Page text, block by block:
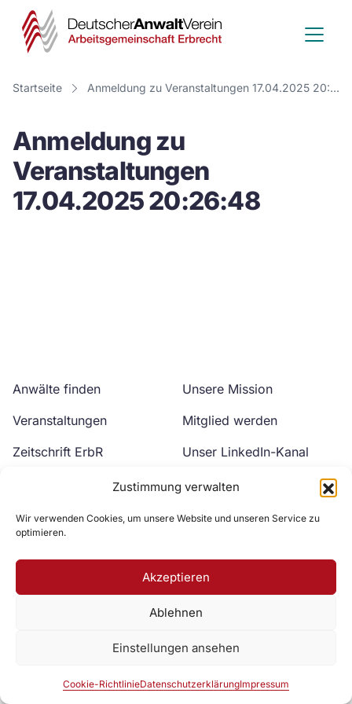
Zustimmung verwalten
Wir verwenden Cookies, um unsere Website und unseren Service zu
optimieren.
Akzeptieren
Ablehnen
Einstellungen ansehen
Cookie-RichtlinieDatenschutzerklärungImpressum
Deutscher
Anwalt
Verein
Startseite Anmeldung zu Veranstaltungen 17.04.2025 20:26:48
Anmeldung zu
Veranstaltungen
17.04.2025 20:26:48
Anwälte finden
Veranstaltungen
Zeitschrift ErbR
Unsere Mission
Mitglied werden
Unser LinkedIn-Kanal
Unser YouTube-Kanal
Zur DAV Webseite